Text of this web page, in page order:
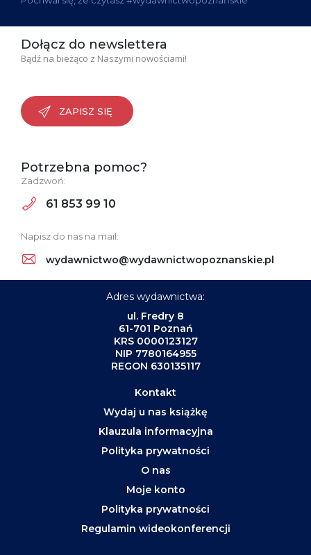
Dołącz do newslettera
Bądź na bieżąco z Naszymi nowościami!
ZAPISZ SIĘ
Potrzebna pomoc?
Zadzwoń:
61 853 99 10
Napisz do nas na mail:
wydawnictwo@wydawnictwopoznanskie.pl
Adres wydawnictwa:
ul. Fredry 8
61-701 Poznań
KRS 0000123127
NIP 7780164955
REGON 630135117
Kontakt
Wydaj u nas książkę
Klauzula informacyjna
Polityka prywatności
O nas
Moje konto
Polityka prywatności
Regulamin wideokonferencji